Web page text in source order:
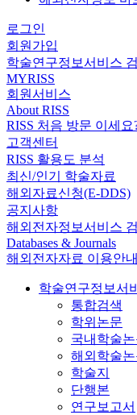
로그인
회원가입
학술연구정보서비스
MYRISS
회원서비스
About RISS
RISS 처음 방문 이세요
고객센터
RISS 활용도 분석
최신/인기 학술자료
해외자료신청(E-DDS)
공지사항
해외전자정보서비스
Databases & Journals
해외전자자료 이용안내
학술연구정보서
통합검색
학위논문
국내학술
해외학술논
학술지
단행본
연구보고서